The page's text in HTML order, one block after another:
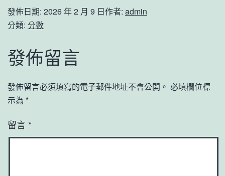
發佈日期: 2026 年 2 月 9 日作者: admin
分類: 分數
發佈留言
發佈留言必須填寫的電子郵件地址不會公開。 必填欄位標
示為 *
留言 *